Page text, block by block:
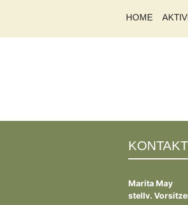
HOME
KONTAKT
Marita May
stellv.